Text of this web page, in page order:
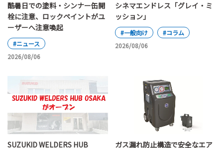
酷暑日での塗料・シンナー缶開
栓に注意、ロックペイントがユ
ーザーへ注意喚起
#ニュース
2026/08/06
シネマエンドレス「グレイ・ミ
ッション」
#一般向け
#コラム
2026/08/06
SUZUKID WELDERS HUB
ガス漏れ防止構造で安全なエア